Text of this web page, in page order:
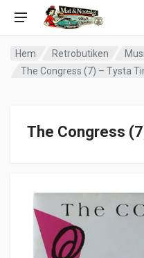
Hem Retrobutiken
The Congress (7) – Tysta
The Congress